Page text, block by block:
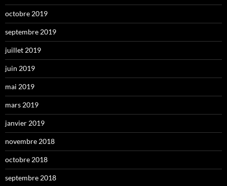
octobre 2019
septembre 2019
juillet 2019
juin 2019
mai 2019
mars 2019
janvier 2019
novembre 2018
octobre 2018
septembre 2018